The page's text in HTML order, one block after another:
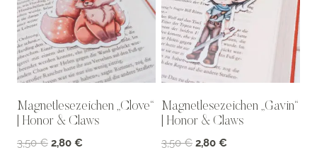
Magnetlesezeichen „Clove“
| Honor & Claws
3,50€ Ursprünglicher
2,80 €
Magnetlesezeichen „Gavin“
| Honor & Claws
3,50€ Ursprünglicher
2,80 €